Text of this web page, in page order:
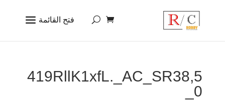
419RllK1xfL._AC_SR38,5
0_